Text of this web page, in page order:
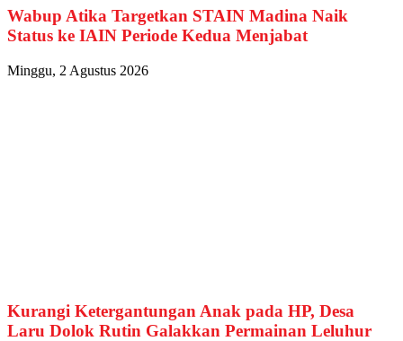
Wabup Atika Targetkan STAIN Madina Naik
Status ke IAIN Periode Kedua Menjabat
Minggu, 2 Agustus 2026
Kurangi Ketergantungan Anak pada HP, Desa
Laru Dolok Rutin Galakkan Permainan Leluhur